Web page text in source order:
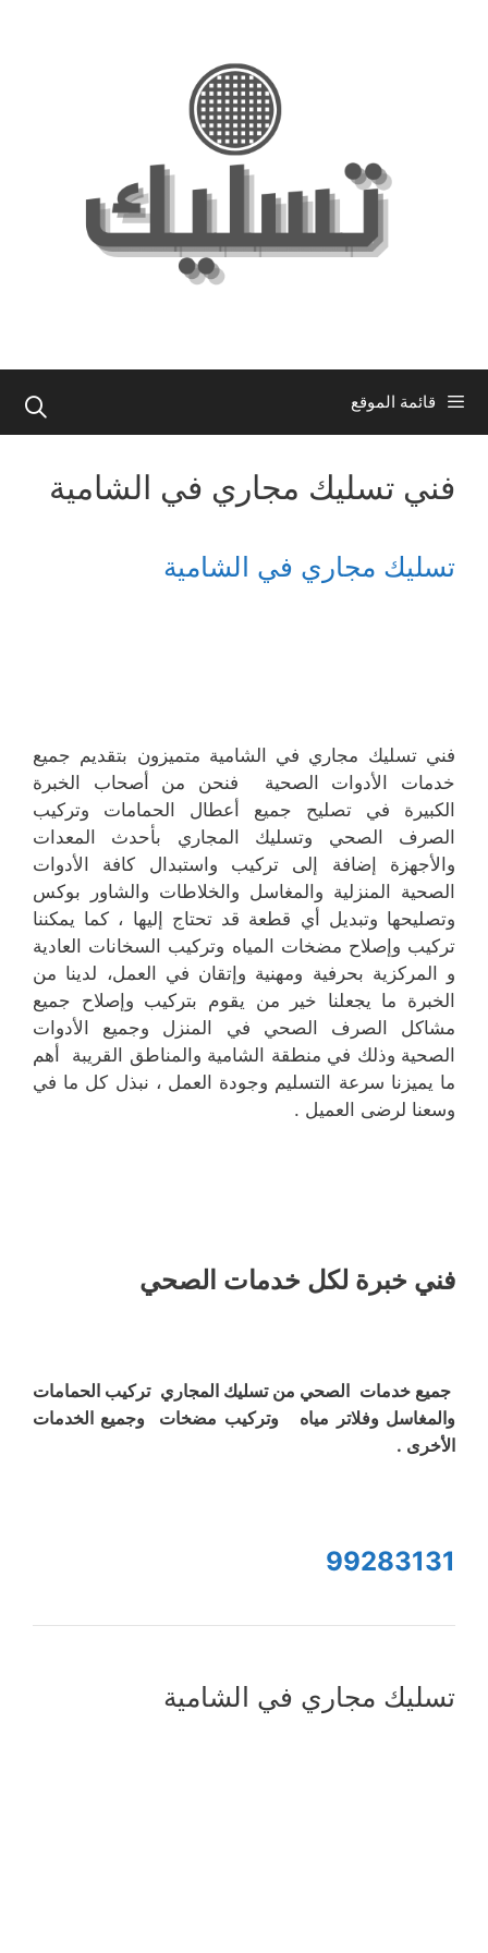
قائمة الموقع
فني تسليك مجاري في الشامية
تسليك مجاري في الشامية
فني تسليك مجاري في الشامية متميزون بتقديم جميع
خدمات الأدوات الصحية فنحن من أصحاب الخبرة
الكبيرة في تصليح جميع أعطال الحمامات وتركيب
الصرف الصحي وتسليك المجاري بأحدث المعدات
والأجهزة إضافة إلى تركيب واستبدال كافة الأدوات
الصحية المنزلية والمغاسل والخلاطات والشاور بوكس
وتصليحها وتبديل أي قطعة قد تحتاج إليها ، كما يمكننا
تركيب وإصلاح مضخات المياه وتركيب السخانات العادية
و المركزية بحرفية ومهنية وإتقان في العمل، لدينا من
الخبرة ما يجعلنا خير من يقوم بتركيب وإصلاح جميع
مشاكل الصرف الصحي في المنزل وجميع الأدوات
الصحية وذلك في منطقة الشامية والمناطق القريبة أهم
ما يميزنا سرعة التسليم وجودة العمل ، نبذل كل ما في
وسعنا لرضى العميل .
فني خبرة لكل خدمات الصحي
جميع خدمات الصحي من تسليك المجاري تركيب الحمامات
والمغاسل وفلاتر مياه وتركيب مضخات وجميع الخدمات
الأخرى .
99283131
تسليك مجاري في الشامية